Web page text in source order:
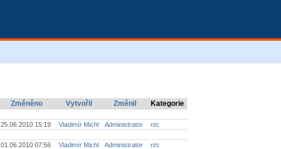
Změněno Vytvořil Změnil Kategorie
25.06.2010 15:19 Vladimír Michl Administrator
n/c
01.06.2010 07:56 Vladimír Michl Administrator
n/c